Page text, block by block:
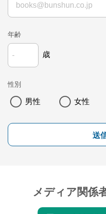
年齢
歳
性別
男性 女性
送
メディア関係